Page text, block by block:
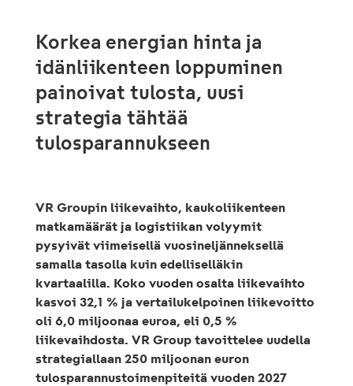
Korkea energian hinta ja
idänliikenteen loppuminen
painoivat tulosta, uusi
strategia tähtää
tulosparannukseen
VR Groupin liikevaihto, kaukoliikenteen
matkamäärät ja logistiikan volyymit
pysyivät viimeisellä vuosineljänneksellä
samalla tasolla kuin edelliselläkin
kvartaalilla. Koko vuoden osalta liikevaihto
kasvoi 32,1 % ja vertailukelpoinen liikevoitto
oli 6,0 miljoonaa euroa, eli 0,5 %
liikevaihdosta. VR Group tavoittelee uudella
strategiallaan 250 miljoonan euron
tulosparannustoimenpiteitä vuoden 2027